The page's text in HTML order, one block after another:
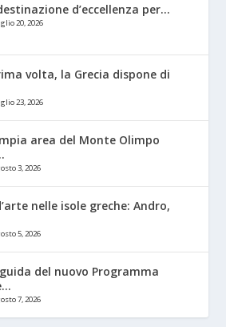
d’eccellenza per...
20, 2026
volta, la Grecia dispone di
23, 2026
area del Monte Olimpo
3, 2026
nelle isole greche: Andro,
5, 2026
del nuovo Programma
7, 2026